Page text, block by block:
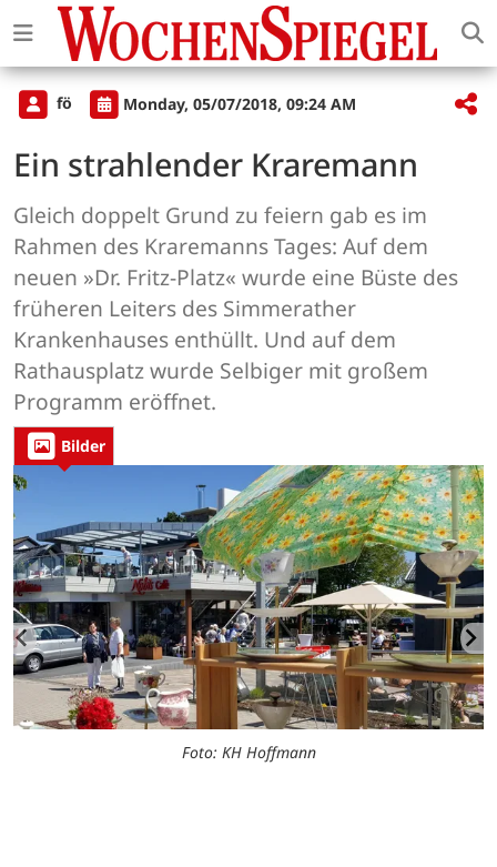
fö Monday, 05/07/2018, 09:24 AM
Ein strahlender Kraremann
Gleich doppelt Grund zu feiern gab es im
Rahmen des Kraremanns Tages: Auf dem
neuen »Dr. Fritz-Platz« wurde eine Büste des
früheren Leiters des Simmerather
Krankenhauses enthüllt. Und auf dem
Rathausplatz wurde Selbiger mit großem
Programm eröffnet.
Bilder
Foto: KH Hoffmann